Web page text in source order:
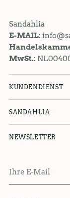
Sandahlia
E-MAIL:
MwSt.:
KUNDENDIENST
SANDAHLIA
NEWSLETTER
E-